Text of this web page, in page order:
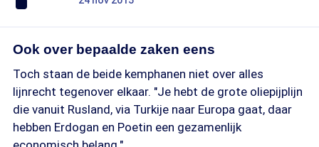
Ook over bepaalde zaken eens
Toch staan de beide kemphanen niet over alles
lijnrecht tegenover elkaar. "Je hebt de grote oliepijplijn
die vanuit Rusland, via Turkije naar Europa gaat, daar
hebben Erdogan en Poetin een gezamenlijk